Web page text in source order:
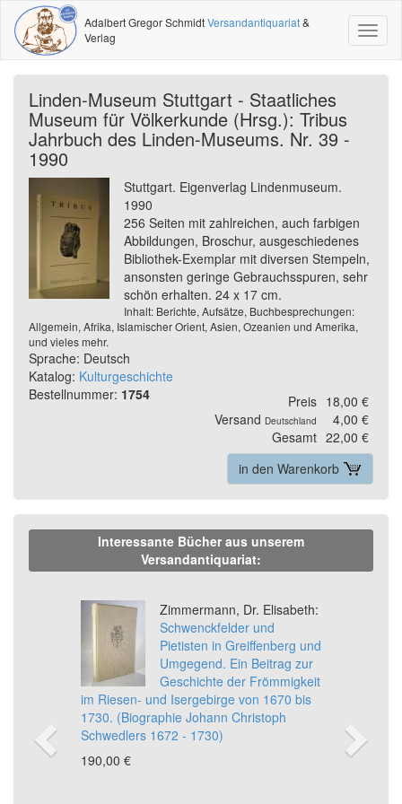
Adalbert Gregor SchmidtVersandantiquariat&
Verlag
Linden-Museum Stuttgart - Staatliches
Museum für Völkerkunde (Hrsg.): Tribus
Jahrbuch des Linden-Museums. Nr. 39 -
1990
Stuttgart. Eigenverlag Lindenmuseum.
1990
256 Seiten mit zahlreichen, auch farbigen
Abbildungen, Broschur, ausgeschiedenes
Bibliothek-Exemplar mit diversen Stempeln,
ansonsten geringe Gebrauchsspuren, sehr
schön erhalten. 24 x 17 cm.
Inhalt: Berichte, Aufsätze, Buchbesprechungen:
Allgemein, Afrika, Islamischer Orient, Asien, Ozeanien und Amerika,
und vieles mehr.
Sprache: Deutsch
Katalog: Kulturgeschichte
Bestellnummer: 1754 Preis 18,00 €
Versand Deutschland
4,00 €
Gesamt 22,00 €
in den Warenkorb
Interessante Bücher aus unserem
Versandantiquariat:
Zimmermann, Dr. Elisabeth:
Schwenckfelder und
Pietisten in Greiffenberg und
Umgegend. Ein Beitrag zur
Geschichte der Frömmigkeit
im Riesen- und Isergebirge von 1670 bis
1730. (Biographie Johann Christoph
Schwedlers 1672 - 1730)
190,00 €
Previous